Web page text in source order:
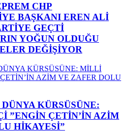
CHP
BAŞKANI EREN ALİ
GEÇTİ
YOĞUN OLDUĞU
DEĞİŞİYOR
KÜRSÜSÜNE:
”ENGİN ÇETİN’İN AZİM
HİKAYESİ”